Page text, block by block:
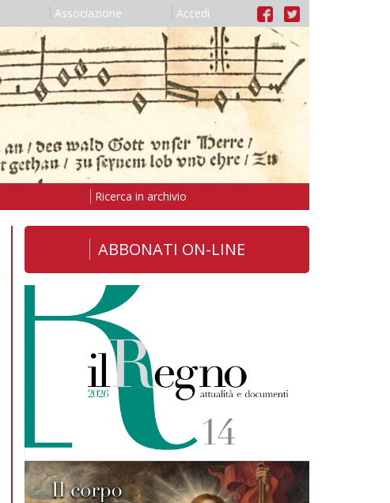
Associazione Accedi
Ricerca in archivio
ABBONATI ON-LINE